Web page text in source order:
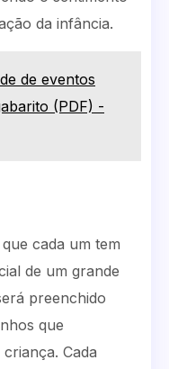
da infância.
de eventos
(PDF) -
cada um tem
de um grande
preenchido
que
Cada